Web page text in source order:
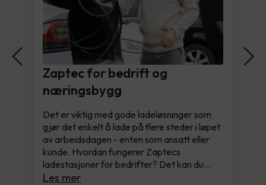
Zaptec for bedrift og
næringsbygg
Det er viktig med gode ladeløsninger som
gjør det enkelt å lade på flere steder i løpet
av arbeidsdagen - enten som ansatt eller
kunde. Hvordan fungerer Zaptecs
ladestasjoner for bedrifter? Det kan du…
Les mer